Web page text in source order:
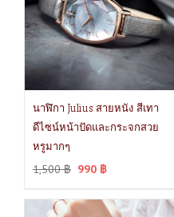
นาฬิกา Julius สายหนัง สีเทา
ดีไซน์หน้าปัดและกระจกสวย
หรูมากๆ
1,500฿ 990 ฿